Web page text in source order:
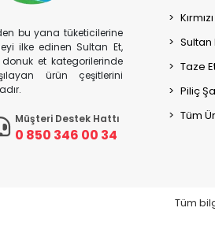
bu yana tüketicilerine
ilke edinen Sultan Et,
et kategorilerinde
ürün çeşitlerini
Müşteri Destek Hattı
0 850 346 00 34
Sultan
Taze
Piliç
Tüm
Tüm